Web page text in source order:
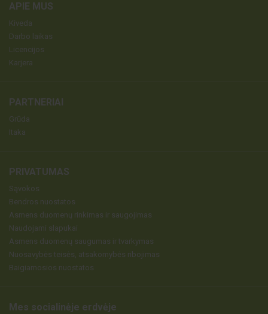
APIE MUS
Kiveda
Darbo laikas
Licencijos
Karjera
PARTNERIAI
Grūda
Itaka
PRIVATUMAS
Sąvokos
Bendros nuostatos
Asmens duomenų rinkimas ir saugojimas
Naudojami slapukai
Asmens duomenų saugumas ir tvarkymas
Nuosavybės teisės, atsakomybės ribojimas
Baigiamosios nuostatos
Mes socialinėje erdvėje